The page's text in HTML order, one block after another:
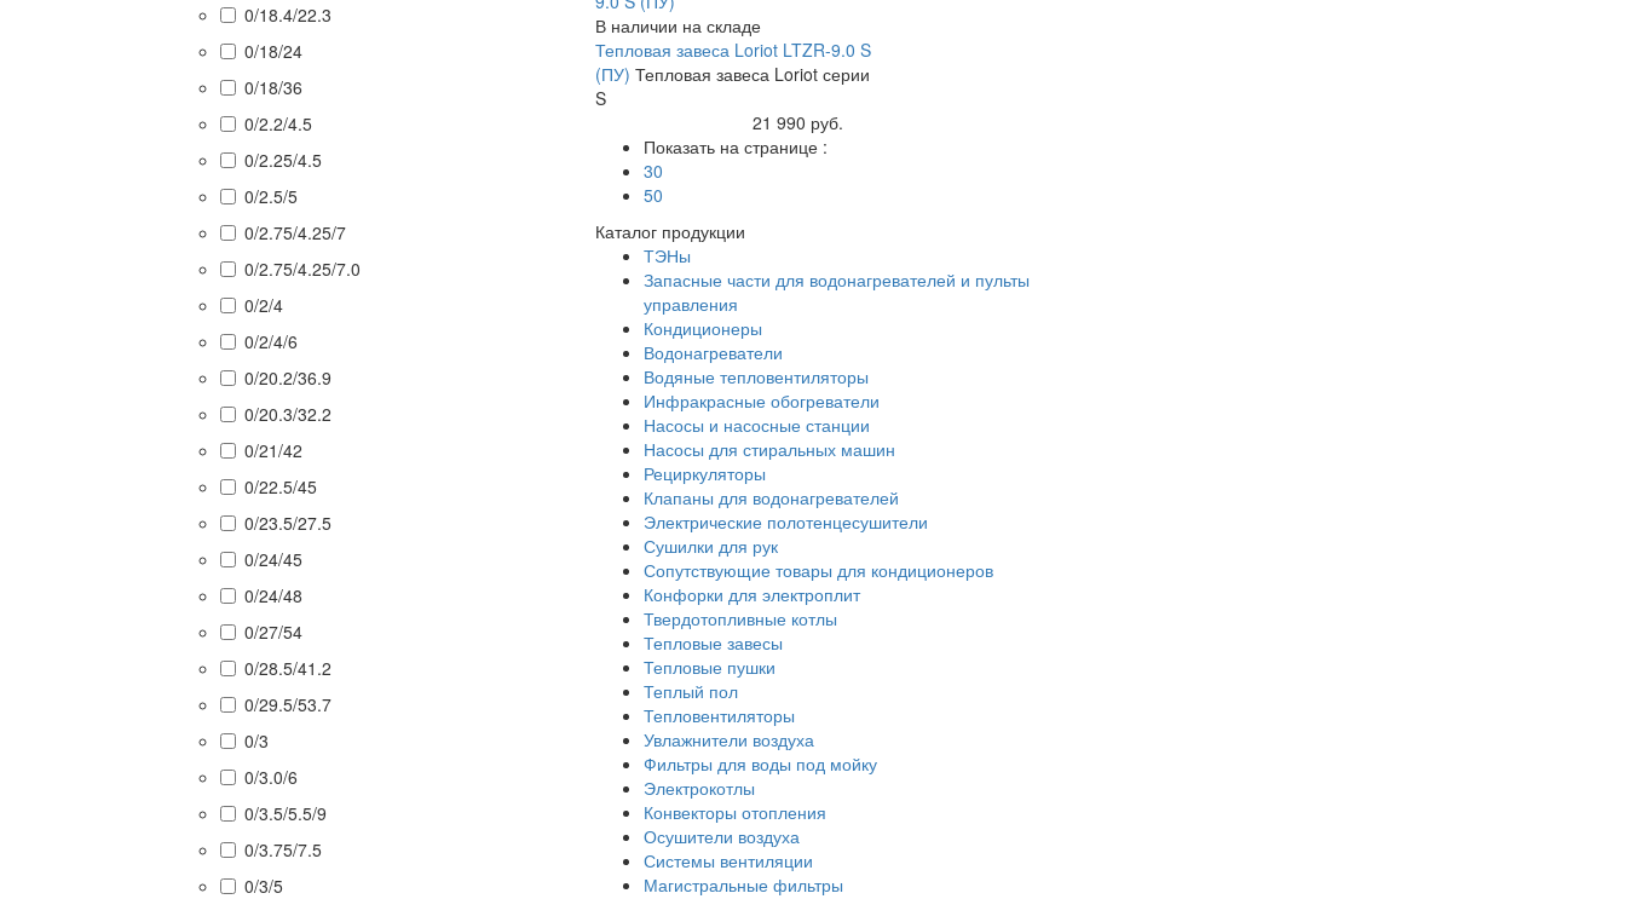
0/18.4/22.3
0/18/24
0/18/36
0/2.2/4.5
0/2.25/4.5
0/2.5/5
0/2.75/4.25/7
0/2.75/4.25/7.0
0/2/4
0/2/4/6
0/20.2/36.9
0/20.3/32.2
0/21/42
0/22.5/45
0/23.5/27.5
0/24/45
0/24/48
0/27/54
0/28.5/41.2
0/29.5/53.7
0/3
0/3.0/6
0/3.5/5.5/9
0/3.75/7.5
0/3/5
В наличии на складе
Тепловая завеса Loriot LTZR-9.0 S
(ПУ) Тепловая завеса Loriot серии
S
21 990 руб.
Показать на странице :
30
50
Каталог продукции
ТЭНы
Запасные части для водонагревателей и пульты
управления
Кондиционеры
Водонагреватели
Водяные тепловентиляторы
Инфракрасные обогреватели
Насосы и насосные станции
Насосы для стиральных машин
Рециркуляторы
Клапаны для водонагревателей
Электрические полотенцесушители
Сушилки для рук
Сопутствующие товары для кондиционеров
Конфорки для электроплит
Твердотопливные котлы
Тепловые завесы
Тепловые пушки
Теплый пол
Тепловентиляторы
Увлажнители воздуха
Фильтры для воды под мойку
Электрокотлы
Конвекторы отопления
Осушители воздуха
Системы вентиляции
Магистральные фильтры